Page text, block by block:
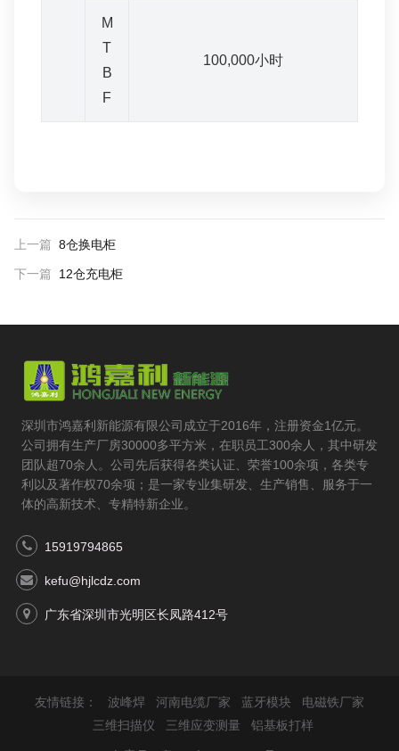
M
T
B
F
100,000小时
上一篇 8仓换电柜
下一篇 12仓充电柜
深圳市鸿嘉利新能源有限公司成立于2016年，注册资金1亿元。
公司拥有生产厂房30000多平方米，在职员工300余人，其中研发
团队超70余人。公司先后获得各类认证、荣誉100余项，各类专
利以及著作权70余项；是一家专业集研发、生产销售、服务于一
体的高新技术、专精特新企业。
15919794865
kefu@hjlcdz.com
广东省深圳市光明区长凤路412号
友情链接： 波峰焊 河南电缆厂家 蓝牙模块
电磁铁厂家
三维扫描仪
三维应变测量 铝基板打样